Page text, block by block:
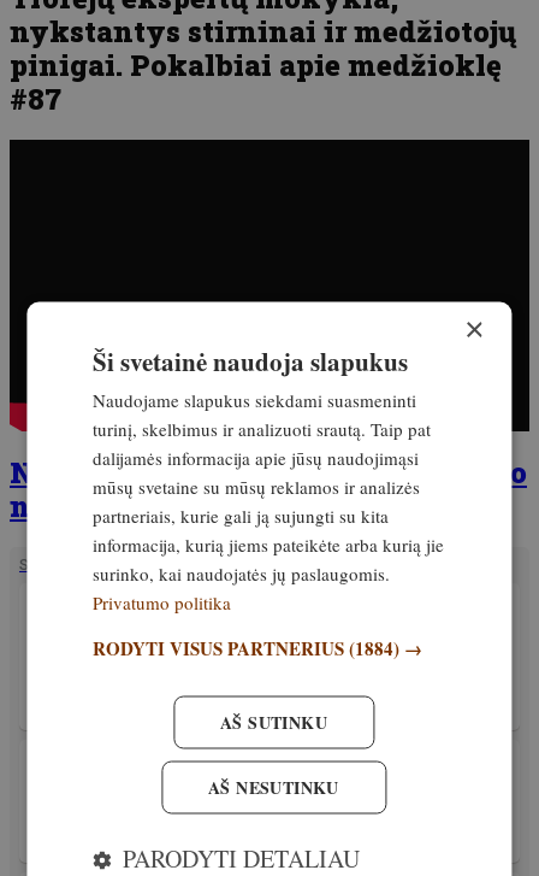
nykstantys stirninai ir medžiotojų
pinigai. Pokalbiai apie medžioklę
#87
Nepraleisk! Išleistas naujas žurnalo
numeris
SUSIJĘ STRAIPSNIAI
kartą nufotografuota laukinėje gamtoje. Ar ji iš
Kormoranai tampa problema visoje Europoje.
Lietuva ragina ieškoti bendrų sprendimų
×
Ši svetainė naudoja slapukus
Naudojame slapukus siekdami suasmeninti
turinį, skelbimus ir analizuoti srautą. Taip pat
dalijamės informacija apie jūsų naudojimąsi
mūsų svetaine su mūsų reklamos ir analizės
partneriais, kurie gali ją sujungti su kita
informacija, kurią jiems pateikėte arba kurią jie
surinko, kai naudojatės jų paslaugomis.
Privatumo politika
RODYTI VISUS PARTNERIUS(1884) →
AŠ SUTINKU
AŠ NESUTINKU
PARODYTI DETALIAU